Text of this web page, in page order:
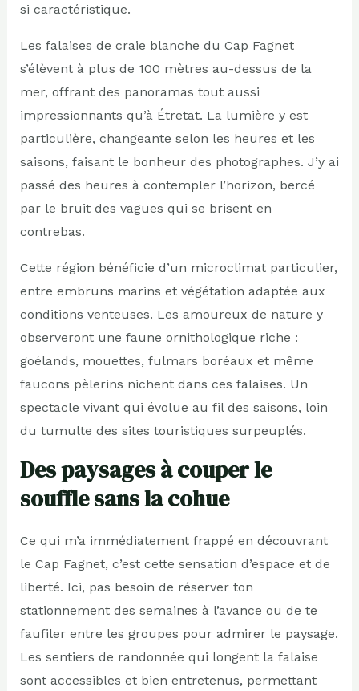
si caractéristique.
Les falaises de craie blanche du Cap Fagnet
s’élèvent à plus de 100 mètres au-dessus de la
mer, offrant des panoramas tout aussi
impressionnants qu’à Étretat. La lumière y est
particulière, changeante selon les heures et les
saisons, faisant le bonheur des photographes. J’y ai
passé des heures à contempler l’horizon, bercé
par le bruit des vagues qui se brisent en
contrebas.
Cette région bénéficie d’un microclimat particulier,
entre embruns marins et végétation adaptée aux
conditions venteuses. Les amoureux de nature y
observeront une faune ornithologique riche :
goélands, mouettes, fulmars boréaux et même
faucons pèlerins nichent dans ces falaises. Un
spectacle vivant qui évolue au fil des saisons, loin
du tumulte des sites touristiques surpeuplés.
Des paysages à couper le
souffle sans la cohue
Ce qui m’a immédiatement frappé en découvrant
le Cap Fagnet, c’est cette sensation d’espace et de
liberté. Ici, pas besoin de réserver ton
stationnement des semaines à l’avance ou de te
faufiler entre les groupes pour admirer le paysage.
Les sentiers de randonnée qui longent la falaise
sont accessibles et bien entretenus, permettant